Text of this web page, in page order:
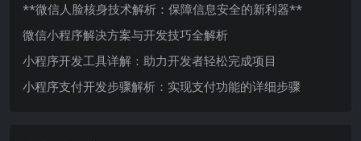
**微信人脸核身技术解析：保障信息安全的新利器**
微信小程序解决方案与开发技巧全解析
小程序开发工具详解：助力开发者轻松完成项目
小程序支付开发步骤解析：实现支付功能的详细步骤